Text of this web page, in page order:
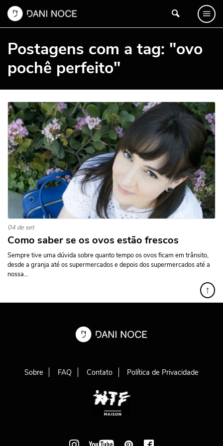
Postagens com a tag: "ovo
pochê perfeito"
04 de set
Como saber se os ovos estão frescos
Sempre tive uma dúvida sobre quanto tempo os ovos ficam em trânsito,
desde a granja até os supermercados e depois dos supermercados até a
nossa...
↑
Sobre FAQ Contato Política de Privacidade